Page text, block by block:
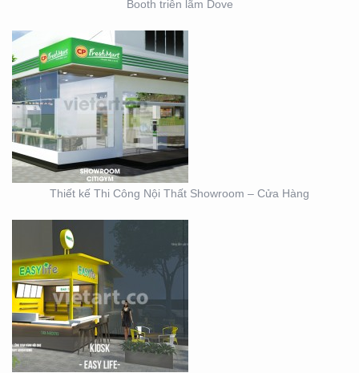
Booth triễn lãm Dove
Thiết kế Thi Công Nội Thất Showroom – Cửa Hàng
THIẾT KẾ KIOSK TRÀ
SỮA EASY LIFE
MẪU THIẾT KẾ KIOSK
HOANG GIA